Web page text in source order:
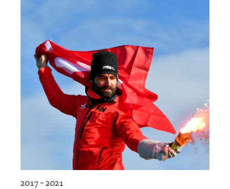
2017 – 2021